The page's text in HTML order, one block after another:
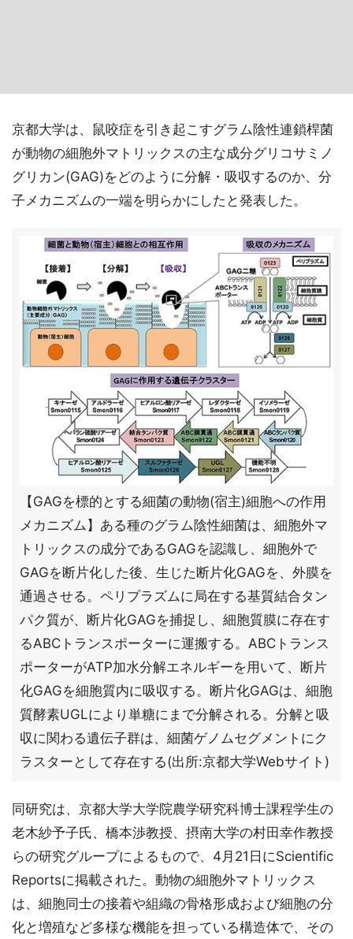
京都大学は、鼠咬症を引き起こすグラム陰性連鎖桿菌
が動物の細胞外マトリックスの主な成分グリコサミノ
グリカン(GAG)をどのように分解・吸収するのか、分
子メカニズムの一端を明らかにしたと発表した。
【GAGを標的とする細菌の動物(宿主)細胞への作用
メカニズム】ある種のグラム陰性細菌は、細胞外マ
トリックスの成分であるGAGを認識し、細胞外で
GAGを断片化した後、生じた断片化GAGを、外膜を
通過させる。ペリプラズムに局在する基質結合タン
パク質が、断片化GAGを捕捉し、細胞質膜に存在す
るABCトランスポーターに運搬する。ABCトランス
ポーターがATP加水分解エネルギーを用いて、断片
化GAGを細胞質内に吸収する。断片化GAGは、細胞
質酵素UGLにより単糖にまで分解される。分解と吸
収に関わる遺伝子群は、細菌ゲノムセグメントにク
ラスターとして存在する(出所:京都大学Webサイト)
同研究は、京都大学大学院農学研究科博士課程学生の
老木紗予子氏、橋本渉教授、摂南大学の村田幸作教授
らの研究グループによるもので、4月21日にScientific
Reportsに掲載された。動物の細胞外マトリックス
は、細胞同士の接着や組織の骨格形成および細胞の分
化と増殖など多様な機能を担っている構造体で、その